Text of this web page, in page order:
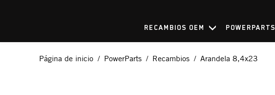
RECAMBIOS OEM POWERPARTS
Página de inicio PowerParts Recambios Arandela 8,4x23